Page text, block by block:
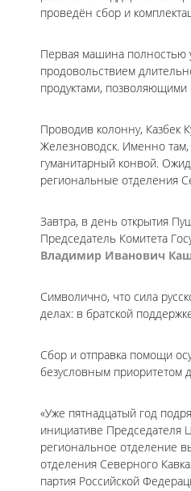
проведён сбор и
Первая машина полностью
продовольствием
продуктами,
Проводив колонну, Казбек
Железноводск. Именно
гуманитарный конвой.
региональные отделения
Завтра, в день открытия
Председатель Комитета
Владимир Иванович
Символично, что сила
делах: в братской
Сбор и отправка помощи
безусловным приоритетом
«Уже пятнадцатый год
инициативе
региональное отделение
отделения Северного
партия Российской